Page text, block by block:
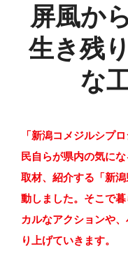
屏風か
生き残
な
「新潟コメジルシプ
民自らが県内の気に
取材、紹介する「新
動しました。そこで
カルなアクションや
り上げていきます。